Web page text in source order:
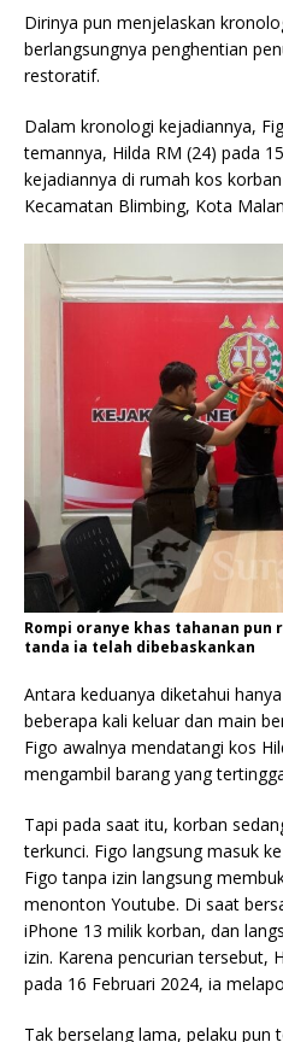
Dirinya pun menjelaskan
berlangsungnya penghentian
restoratif.
Dalam kronologi kejadiannya,
temannya, Hilda RM (24) pada
kejadiannya di rumah kos
Kecamatan Blimbing, Kota
Rompi oranye khas tahanan pun
tanda ia telah dibebaskankan
Antara keduanya diketahui
beberapa kali keluar dan main
Figo awalnya mendatangi kos
mengambil barang yang
Tapi pada saat itu, korban
terkunci. Figo langsung masuk
Figo tanpa izin langsung
menonton Youtube. Di saat
iPhone 13 milik korban, dan
izin. Karena pencurian tersebut,
pada 16 Februari 2024, ia
Tak berselang lama, pelaku pun